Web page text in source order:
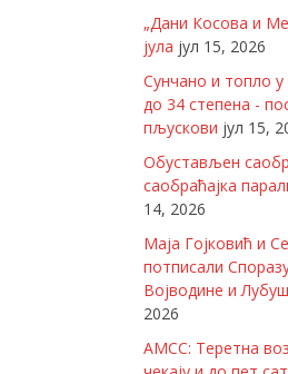
„Дани Косова и
јула јул 15, 2026
Сунчано и топло
до 34 степена -
пљускови јул 15,
Обустављен
саобраћајка
14, 2026
Маја Гојковић и
потписали
Војводине и
2026
АМСС: Теретна